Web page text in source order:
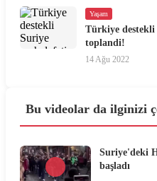
Yaşam
Türkiye
toplandi!
14 Ağu 2022
Bu videolar da ilginizi
Suriye'deki
başladı